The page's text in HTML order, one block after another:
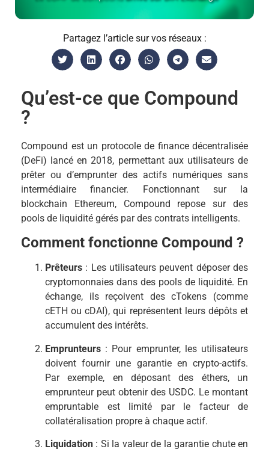
Partagez l’article sur vos réseaux :
Qu’est-ce que Compound
?
Compound est un protocole de finance décentralisée
(DeFi) lancé en 2018, permettant aux utilisateurs de
prêter ou d’emprunter des actifs numériques sans
intermédiaire financier. Fonctionnant sur la
blockchain Ethereum, Compound repose sur des
pools de liquidité gérés par des contrats intelligents.
Comment fonctionne Compound ?
Prêteurs : Les utilisateurs peuvent déposer des
cryptomonnaies dans des pools de liquidité. En
échange, ils reçoivent des cTokens (comme
cETH ou cDAI), qui représentent leurs dépôts et
accumulent des intérêts.
Emprunteurs : Pour emprunter, les utilisateurs
doivent fournir une garantie en crypto-actifs.
Par exemple, en déposant des éthers, un
emprunteur peut obtenir des USDC. Le montant
empruntable est limité par le facteur de
collatéralisation propre à chaque actif.
Liquidation : Si la valeur de la garantie chute en